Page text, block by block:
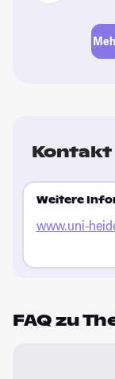
Kontakt
Weitere
www.uni-
FAQ zu